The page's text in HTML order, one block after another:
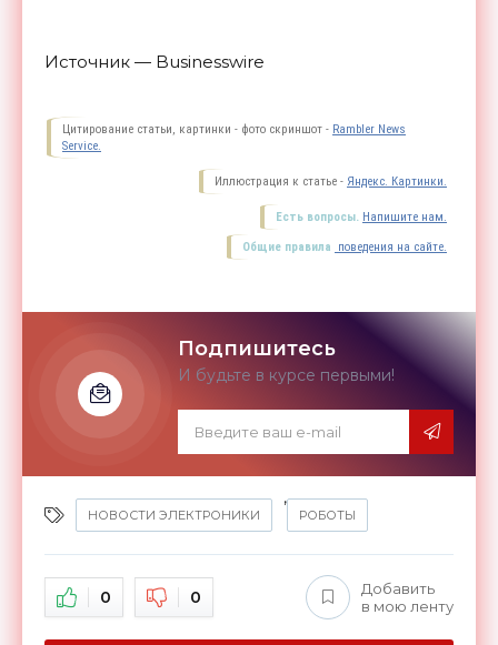
Источник — Businesswire
Цитирование статьи, картинки - фото скриншот - Rambler News
Service.
Иллюстрация к статье - Яндекс. Картинки.
Есть вопросы. Напишите нам.
Общие правила поведения на сайте.
Подпишитесь
И будьте в курсе первыми!
НОВОСТИ ЭЛЕКТРОНИКИ
,
РОБОТЫ
0 0
Добавить
в мою ленту